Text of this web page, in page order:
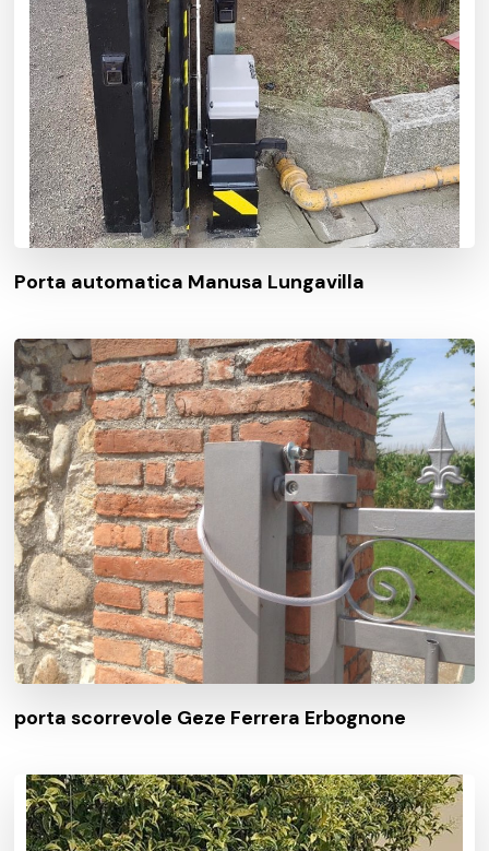
Porta automatica Manusa Lungavilla
porta scorrevole Geze Ferrera Erbognone